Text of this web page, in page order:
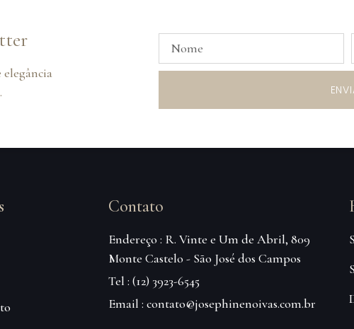
Contato
Endereço : R. Vinte e Um de Abril, 809
Monte Castelo - São José dos Campos
Tel : (12) 3923-6545
Email : contato@josephinenoivas.com.br